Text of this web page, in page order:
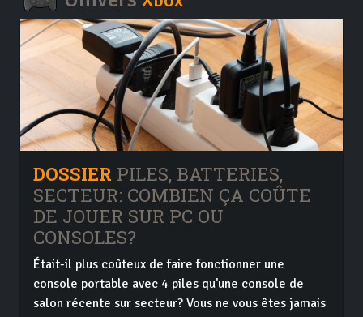
DOSSIER PILES, BATTERIES,
SECTEUR: COMBIEN ÇA COÛTE
DE JOUER SUR PC OU
CONSOLES?
Était-il plus coûteux de faire fonctionner une
console portable avec 4 piles qu'une console de
salon récente sur secteur? Vous ne vous êtes jamais